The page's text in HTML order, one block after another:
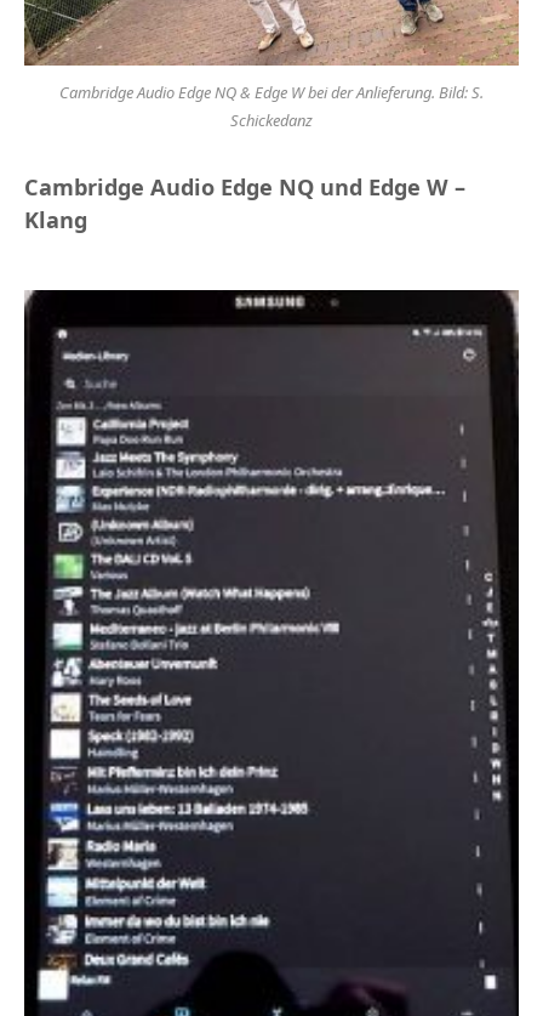
Cambridge Audio Edge NQ & Edge W bei der Anlieferung. Bild: S.
Schickedanz
Cambridge Audio Edge NQ und Edge W –
Klang